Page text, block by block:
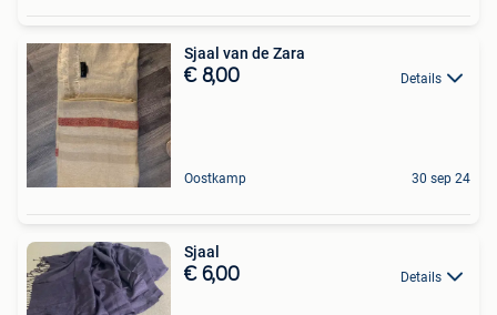
Sjaal van de Zara
€ 8,00 Details
Oostkamp 30 sep 24
Sjaal
€ 6,00 Details